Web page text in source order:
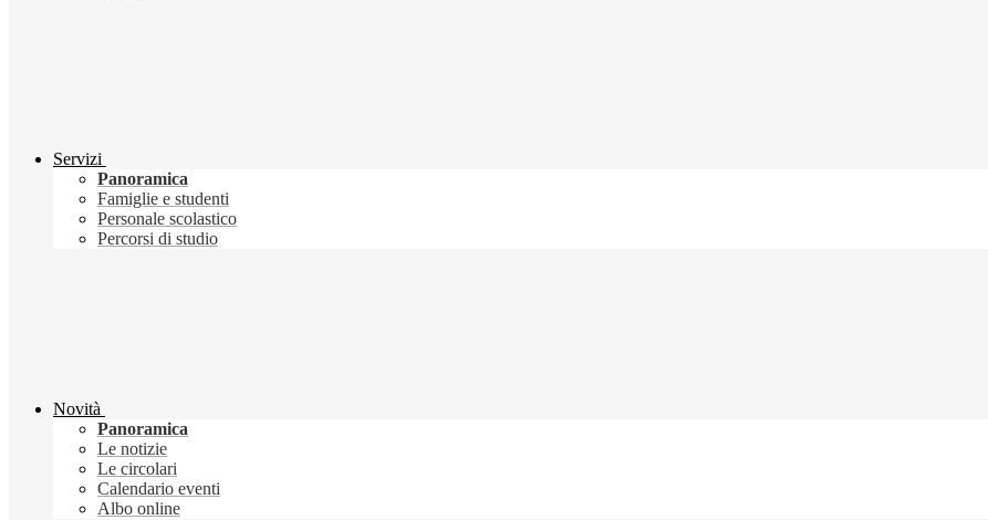
Servizi
Panoramica
Famiglie e studenti
Personale scolastico
Percorsi di studio
Novità
Panoramica
Le notizie
Le circolari
Calendario eventi
Albo online